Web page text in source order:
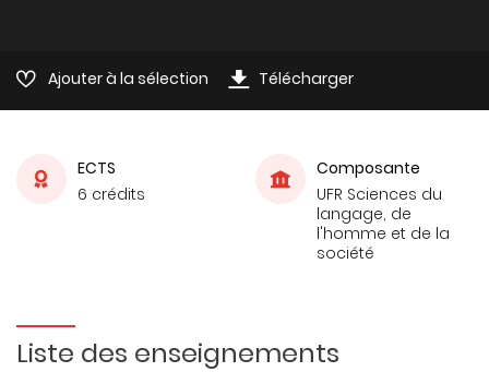
Ajouter à la sélection Télécharger
ECTS
6 crédits
Composante
UFR Sciences du
langage, de
l'homme et de la
société
Liste des enseignements